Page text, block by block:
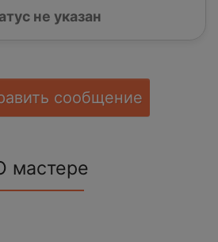
не указан
сообщение
мастере